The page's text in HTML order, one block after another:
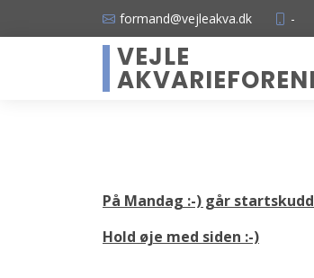
formand@vejleakva.dk -
VEJLE
På Mandag :-) går
Hold øje med siden :-)